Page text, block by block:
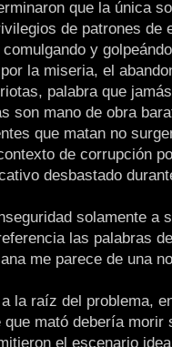
que la única
de patrones de
y
la miseria, el
palabra que
son mano de obra
que matan no
de corrupción
desbastado
solamente a
las palabras
me parece de una
la raíz del problema,
mató debería morir
el escenario